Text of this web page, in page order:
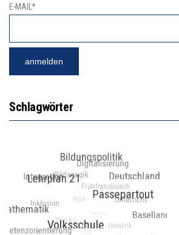
E-MAIL*
Schlagwörter